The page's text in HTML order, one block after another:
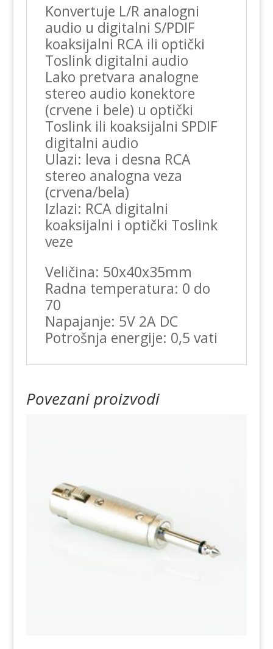
Konvertuje L/R analogni
audio u digitalni S/PDIF
koaksijalni RCA ili optički
Toslink digitalni audio
Lako pretvara analogne
stereo audio konektore
(crvene i bele) u optički
Toslink ili koaksijalni SPDIF
digitalni audio
Ulazi: leva i desna RCA
stereo analogna veza
(crvena/bela)
Izlazi: RCA digitalni
koaksijalni i optički Toslink
veze
Veličina: 50x40x35mm
Radna temperatura: 0 do
70
Napajanje: 5V 2A DC
Potrošnja energije: 0,5 vati
Povezani proizvodi